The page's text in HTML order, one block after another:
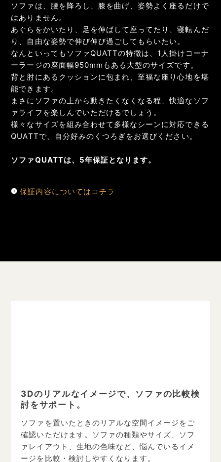
ソファは、腰を降ろし、膝を曲げ、姿勢よく座るだけで
はありません。
あぐらをかいたり、足を伸ばして座ってたり、寝転んだ
り、自由な姿勢で伸び伸び過ごしてもらいたい。
なんといってもソファQUATTの特徴は、1人掛けコーナ
ーラージの座面幅950mmもある大型のサイズです。
背と肘にあるクッションに包まれ、至福な座り心地を堪
能できます。
まさにソファの上から動きたくなくなる程、快適なソフ
ァライフを楽しんでいただけるでしょう。
様々なサイズを組み合わせて多様なシーンに対応できる
QUATTで、自分好みのくつろぎをお選びください。
ソファQUATTは、5年保証となります。
保証内容についてはコチラ
3Dのリアルなイメージで、ソファの比較検
討をサポート。
ソファを置いたときのリアルな空間イメージをご
確認いただけます。ソファの種類やサイズ、ソフ
ァレイアウト、生地の色味など、悩んでいるイメ
ージを比較・検討しやすくなります。